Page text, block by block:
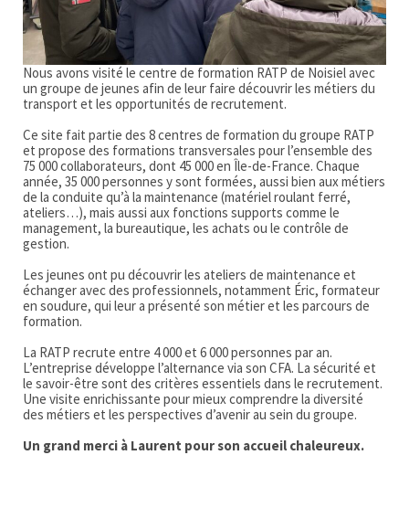
Nous avons visité le centre de formation RATP de Noisiel avec
un groupe de jeunes afin de leur faire découvrir les métiers du
transport et les opportunités de recrutement.
Ce site fait partie des 8 centres de formation du groupe RATP
et propose des formations transversales pour l’ensemble des
75 000 collaborateurs, dont 45 000 en Île-de-France. Chaque
année, 35 000 personnes y sont formées, aussi bien aux métiers
de la conduite qu’à la maintenance (matériel roulant ferré,
ateliers…), mais aussi aux fonctions supports comme le
management, la bureautique, les achats ou le contrôle de
gestion.
Les jeunes ont pu découvrir les ateliers de maintenance et
échanger avec des professionnels, notamment Éric, formateur
en soudure, qui leur a présenté son métier et les parcours de
formation.
La RATP recrute entre 4 000 et 6 000 personnes par an.
L’entreprise développe l’alternance via son CFA. La sécurité et
le savoir-être sont des critères essentiels dans le recrutement.
Une visite enrichissante pour mieux comprendre la diversité
des métiers et les perspectives d’avenir au sein du groupe.
Un grand merci à Laurent pour son accueil chaleureux.